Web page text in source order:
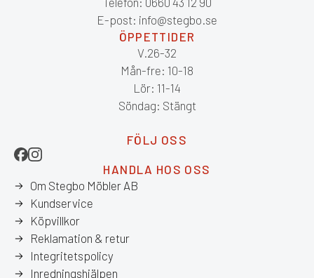
E-post: info@stegbo.se
ÖPPETTIDER
V.26-32
Mån-fre: 10-18
Lör: 11-14
Söndag: Stängt
FÖLJ OSS
HANDLA HOS OSS
Om Stegbo Möbler AB
Kundservice
Köpvillkor
Reklamation & retur
Integritetspolicy
Inredningshjälpen